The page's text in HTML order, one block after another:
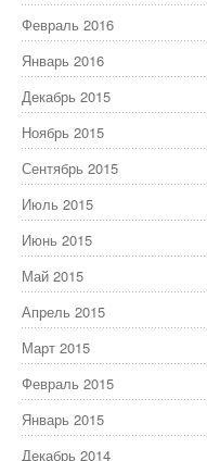
Февраль 2016
Январь 2016
Декабрь 2015
Ноябрь 2015
Сентябрь 2015
Июль 2015
Июнь 2015
Май 2015
Апрель 2015
Март 2015
Февраль 2015
Январь 2015
Декабрь 2014